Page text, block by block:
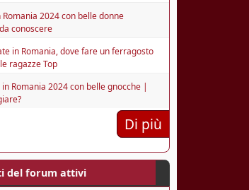
2024 con belle donne
conoscere
in Romania, dove fare un ferragosto
ragazze Top
Romania 2024 con belle gnocche |
Di più
del forum attivi